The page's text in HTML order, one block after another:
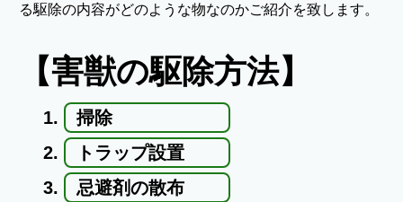
る駆除の内容がどのような物なのかご紹介を致します。
【害獣の駆除方法】
掃除
トラップ設置
忌避剤の散布